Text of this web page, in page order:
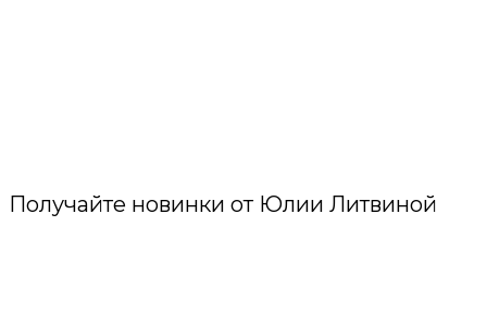
Получайте новинки от Юлии Литвиной